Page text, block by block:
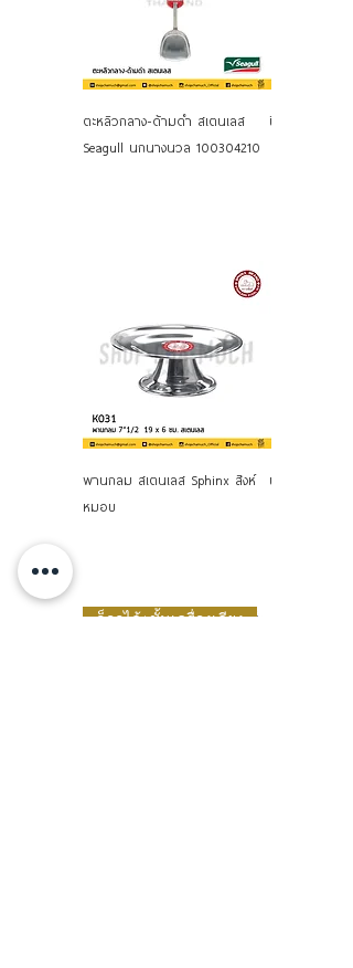
ตะหลิวกลาง-ด้ามดำ สเตนเลส
Seagull นกนางนวล 100304210
ปิ่นโต 16 ซม. 5
พานกลม สเตนเลส Sphinx สิงห์
หมอบ
ปากคีบ Thumb
ล็อกได้+ชั้นเครื่องเคียง